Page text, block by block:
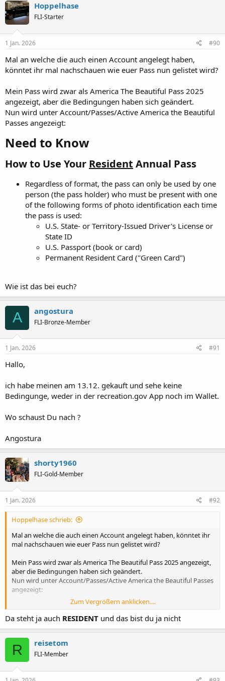
Hoppelhase
FLI-Starter
1 Jan. 2026 #90
Mal an welche die auch einen Account angelegt haben,
könntet ihr mal nachschauen wie euer Pass nun gelistet wird?
Mein Pass wird zwar als America The Beautiful Pass 2025
angezeigt, aber die Bedingungen haben sich geändert.
Nun wird unter Account/Passes/Active America the Beautiful
Passes angezeigt:
Need to Know​
How to Use Your Resident Annual Pass​
Regardless of format, the pass can only be used by one
person (the pass holder) who must be present with one
of the following forms of photo identification each time
the pass is used:
U.S. State- or Territory-Issued Driver's License or
State ID
U.S. Passport (book or card)
Permanent Resident Card ("Green Card")
Wie ist das bei euch?
A angostura
FLI-Bronze-Member
1 Jan. 2026 #91
Hallo,
ich habe meinen am 13.12. gekauft und sehe keine
Bedingunge, weder in der recreation.gov App noch im Wallet.
Wo schaust Du nach ?
Angostura
shorty1960
FLI-Gold-Member
1 Jan. 2026 #92
Hoppelhase schrieb:
Mal an welche die auch einen Account angelegt haben, könntet ihr
mal nachschauen wie euer Pass nun gelistet wird?
Mein Pass wird zwar als America The Beautiful Pass 2025 angezeigt,
aber die Bedingungen haben sich geändert.
Nun wird unter Account/Passes/Active America the Beautiful Passes
angezeigt:
Need to Know​
How to Use YourResidentAnnual Pass​
Regardless of format, the pass can only be used by one
person (the pass holder) who must be present with one of
Zum Vergrößern anklicken....
Da steht ja auch RESIDENT und das bist du ja nicht
R reisetom
FLI-Member